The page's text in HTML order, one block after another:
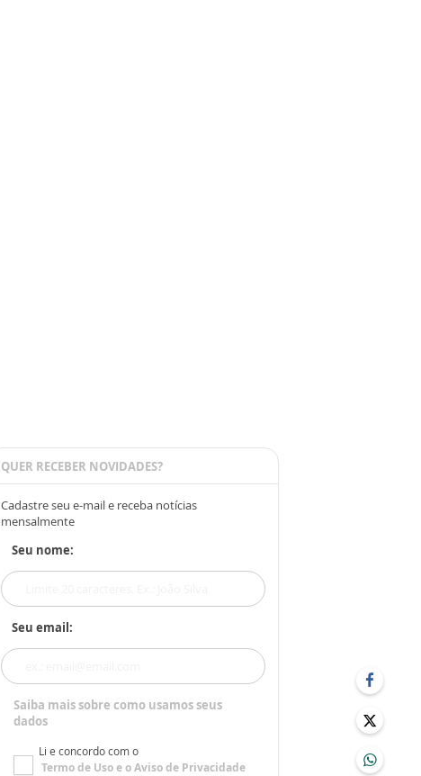
QUER RECEBER NOVIDADES?
Cadastre seu e-mail e receba notícias
mensalmente
Seu nome:
Seu email:
Saiba mais sobre como usamos seus
dados
Li e concordo com o
Termo de Usoe oAviso de Privacidade